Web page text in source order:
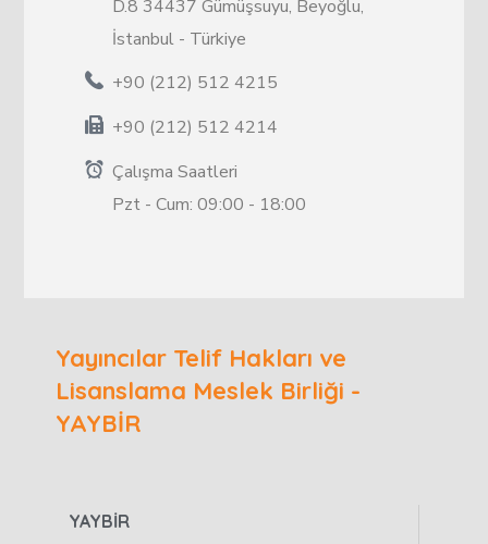
D.8 34437 Gümüşsuyu, Beyoğlu,
İstanbul - Türkiye
+90 (212) 512 4215
+90 (212) 512 4214
Çalışma Saatleri
Pzt - Cum: 09:00 - 18:00
Yayıncılar Telif Hakları ve
Lisanslama Meslek Birliği -
YAYBİR
YAYBİR